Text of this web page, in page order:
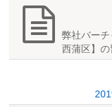
弊社バー
西蒲区】